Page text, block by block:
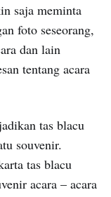
saja meminta
foto seseorang,
dan lain
tentang acara
tas blacu
souvenir.
tas blacu
acara – acara